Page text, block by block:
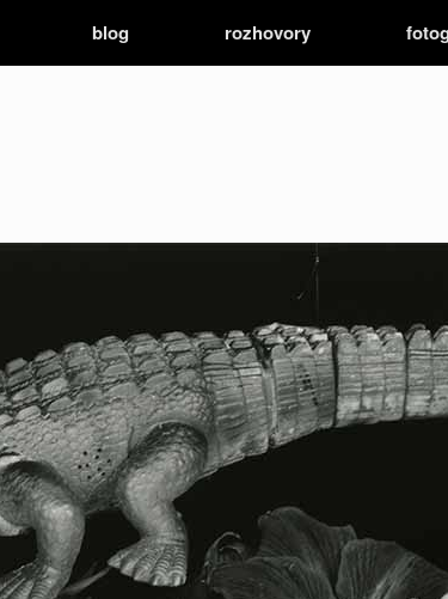
blog rozhovory